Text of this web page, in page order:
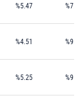
%5.47 %7.03
%4.51 %9.97
%5.25 %9.34